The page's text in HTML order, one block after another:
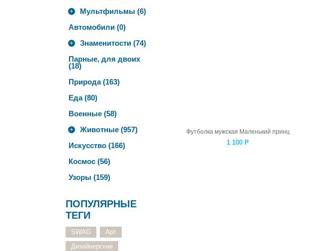
Мультфильмы (6)
+
Автомобили (0)
Знаменитости (74)
+
Парные, для двоих
(18)
Природа (163)
Еда (80)
Военные (58)
Животные (957)
+
Искусство (166)
Космос (56)
Узоры (159)
ПОПУЛЯРНЫЕ
ТЕГИ
SWAG
Арт
Дизайнерские
Футболка мужская Маленький принц
1 100 Р